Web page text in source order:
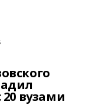
20 вузами